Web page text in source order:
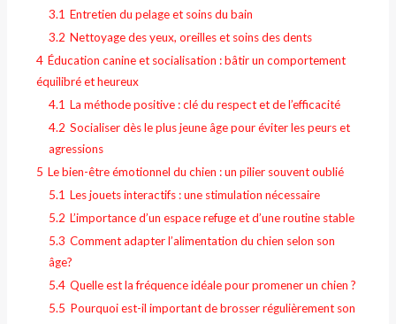
3.1 Entretien du pelage et soins du bain
3.2 Nettoyage des yeux, oreilles et soins des dents
4 Éducation canine et socialisation : bâtir un comportement
équilibré et heureux
4.1 La méthode positive : clé du respect et de l’efficacité
4.2 Socialiser dès le plus jeune âge pour éviter les peurs et
agressions
5 Le bien-être émotionnel du chien : un pilier souvent oublié
5.1 Les jouets interactifs : une stimulation nécessaire
5.2 L’importance d’un espace refuge et d’une routine stable
5.3 Comment adapter l’alimentation du chien selon son
âge?
5.4 Quelle est la fréquence idéale pour promener un chien ?
5.5 Pourquoi est-il important de brosser régulièrement son